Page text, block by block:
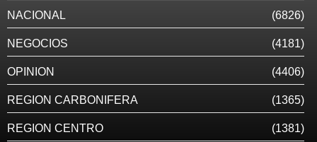
NACIONAL (6826)
NEGOCIOS (4181)
OPINION (4406)
REGION CARBONIFERA (1365)
REGION CENTRO (1381)